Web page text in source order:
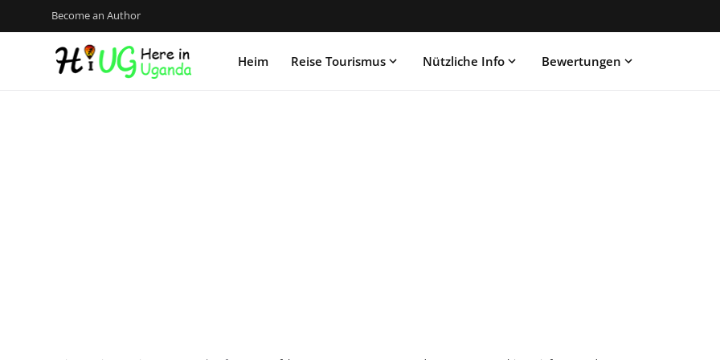
Become an Author
Heim Reise Tourismus Nützliche Info Bewertungen